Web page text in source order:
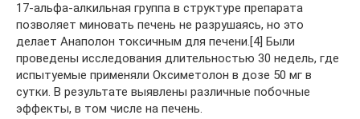
17-альфа-алкильная группа в структуре препарата
позволяет миновать печень не разрушаясь, но это
делает Анаполон токсичным для печени.[4] Были
проведены исследования длительностью 30 недель, где
испытуемые применяли Оксиметолон в дозе 50 мг в
сутки. В результате выявлены различные побочные
эффекты, в том числе на печень.